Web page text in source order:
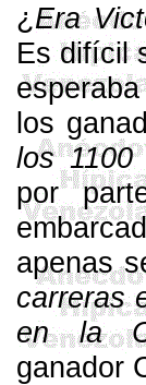
¿Era
Es difí­cil
los
los1100
por
apenas
carreras
enla
ganador